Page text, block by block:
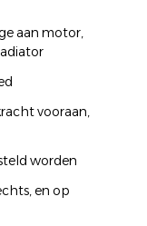
aan motor,
vooraan,
worden
en op